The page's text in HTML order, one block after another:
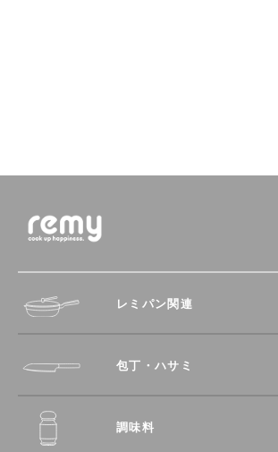
レミパン関連
包丁・ハサミ
調味料